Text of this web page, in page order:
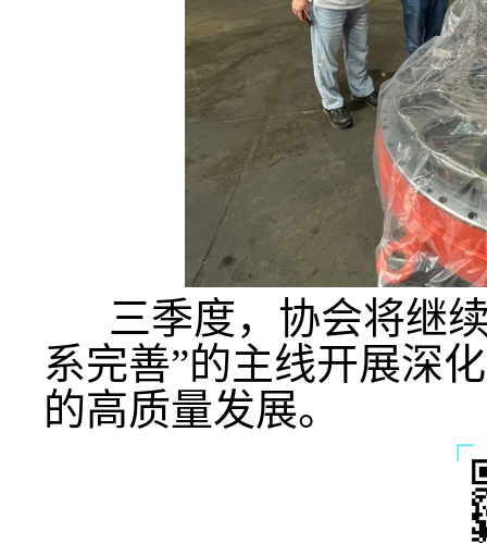
三季度，协会将继续
系完善”的主线开展深
的高质量发展。